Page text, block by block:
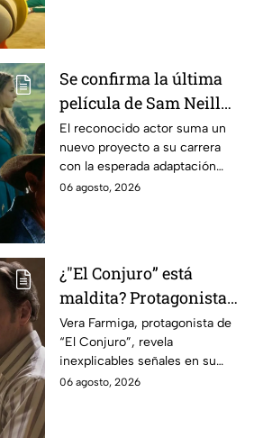
Se confirma la última
película de Sam Neill
antes de morir: esto es
lo que se sabe hasta
ahora
El reconocido actor suma un
nuevo proyecto a su carrera
con la esperada adaptación
cinematográfica del popular
06 agosto, 2026
¿"El Conjuro” está
maldita? Protagonista
revela INQUIETANTES
señales en su cuerpo
durante la grabación de
la película
Vera Farmiga, protagonista de
“El Conjuro”, revela
inexplicables señales en su
cuerpo durante el rodaje de la
06 agosto, 2026